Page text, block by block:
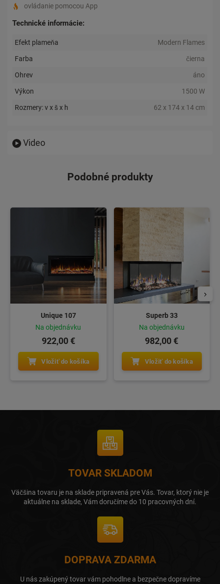
ovládanie pomocou App
Technické informácie:
Efekt plameňa Modern Flames
Farba čierna
Ohrev áno
Výkon 1500 W
Rozmery: v x š x h 62 x 174 x 14 cm
Video
Podobné produkty
Unique 107
Na objednávku
922,00 €
Vložiť do košíka
Superb 33
Na objednávku
982,00 €
Vložiť do košíka
TOVAR SKLADOM
Väčšina tovaru je na sklade pripravená pre Vás. Tovar, ktorý nie je
aktuálne na sklade, Vám doručíme do 10 pracovných dní.
DOPRAVA ZDARMA
U nás zakúpený tovar vám pohodlne a bezpečne dopravíme